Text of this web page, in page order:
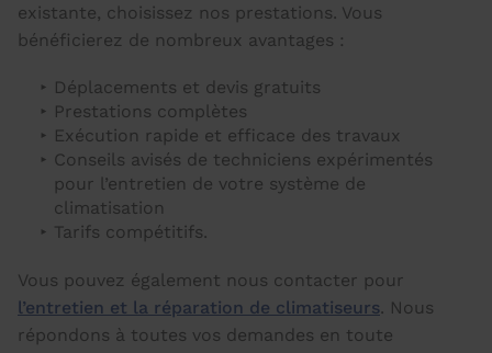
existante, choisissez nos prestations. Vous
bénéficierez de nombreux avantages :
Déplacements et devis gratuits
Prestations complètes
Exécution rapide et efficace des travaux
Conseils avisés de techniciens expérimentés
pour l’entretien de votre système de
climatisation
Tarifs compétitifs.
Vous pouvez également nous contacter pour
l’entretien et la réparation de climatiseurs. Nous
répondons à toutes vos demandes en toute